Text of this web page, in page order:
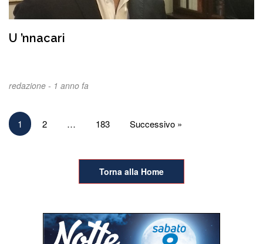
U ’nnacari
redazione - 1 anno fa
Paginazione
1 2 … 183 Successivo »
Torna alla Home